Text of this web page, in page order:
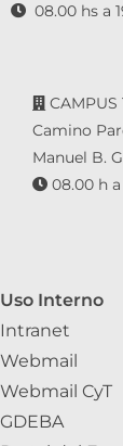
08.00 hs a
CAMPUS
Camino
Manuel B.
08.00 h
Uso Interno
Intranet
Webmail
Webmail CyT
GDEBA